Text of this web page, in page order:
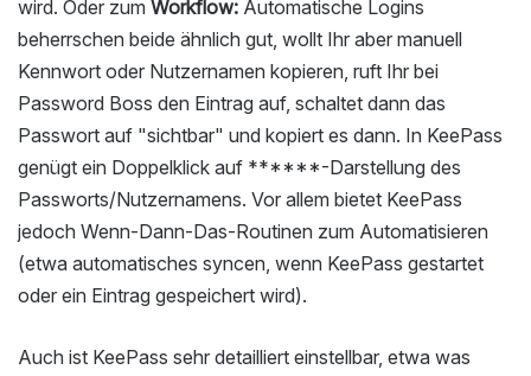
wird. Oder zum Workflow: Automatische Logins
beherrschen beide ähnlich gut, wollt Ihr aber manuell
Kennwort oder Nutzernamen kopieren, ruft Ihr bei
Password Boss den Eintrag auf, schaltet dann das
Passwort auf "sichtbar" und kopiert es dann. In KeePass
genügt ein Doppelklick auf ******-Darstellung des
Passworts/Nutzernamens. Vor allem bietet KeePass
jedoch Wenn-Dann-Das-Routinen zum Automatisieren
(etwa automatisches syncen, wenn KeePass gestartet
oder ein Eintrag gespeichert wird).
Auch ist KeePass sehr detailliert einstellbar, etwa was